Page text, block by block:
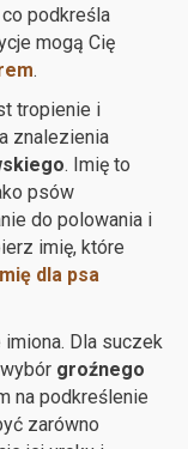
podkreśla
mogą Cię
.
tropienie i
znalezienia
. Imię to
psów
do polowania i
imię, które
dla psa
Dla suczek
groźnego
na podkreślenie
zarówno